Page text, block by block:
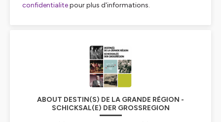
confidentialitepour plus d'informations.
ABOUT DESTIN(S) DE LA GRANDE RÉGION -
SCHICKSAL(E) DER GROSSREGION